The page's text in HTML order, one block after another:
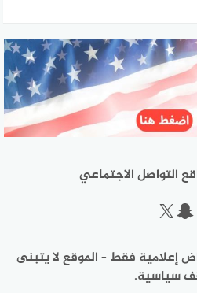
التواصل الاجتماعي
سناب شات
إكس
إعلامية فقط – الموقع لا يتبنى
سياسية.